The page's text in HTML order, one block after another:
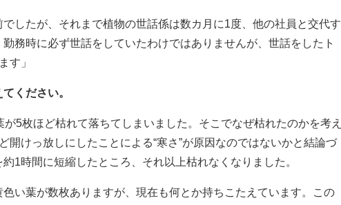
したが、それまで植物の世話係は数カ月に1度、他の社員と交代す
務時に必ず世話をしていたわけではありませんが、世話をしたト
す」
ください。
5枚ほど枯れて落ちてしまいました。そこでなぜ枯れたのかを考え
開けっ放しにしたことによる“寒さ”が原因なのではないかと結論づ
1時間に短縮したところ、それ以上枯れなくなりました。
い葉が数枚ありますが、現在も何とか持ちこたえています。この